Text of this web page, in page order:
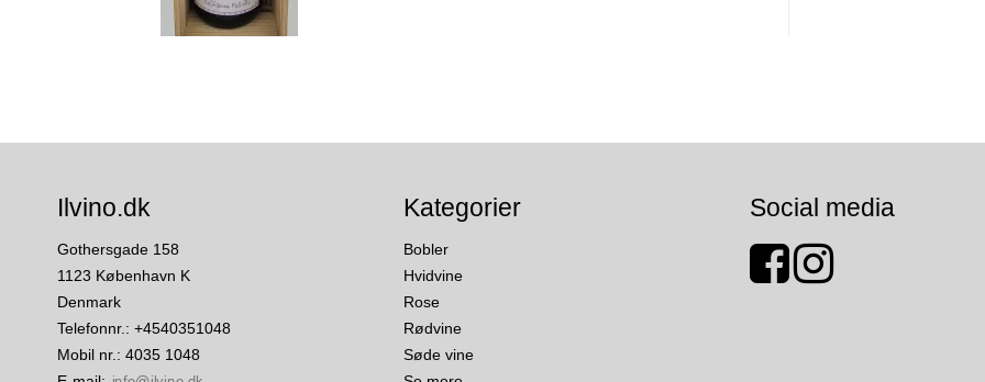
Ilvino.dk
Gothersgade 158
1123 København K
Denmark
Telefonnr. : +4540351048
Mobil nr. : 4035 1048
Kategorier
Bobler
Hvidvine
Rose
Rødvine
Søde vine
Social media